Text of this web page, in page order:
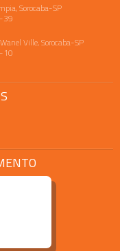
Sorocaba-SP
39
Ville, Sorocaba-SP
10